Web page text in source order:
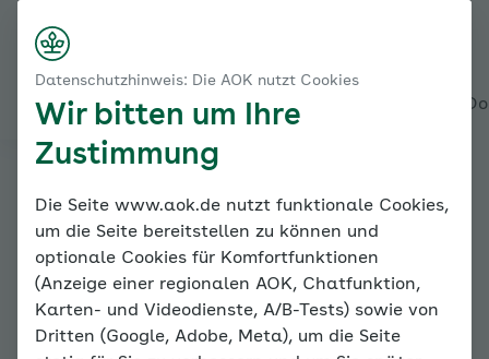
Alles über den Coach Mein Coach (Aktuelle
Meine
Mein Bereich
Online-
Coach
Bluthoc
Datenschutzhinweis: Die AOK nutzt Cookies
Wir bitten um Ihre
Zustimmung
Die Seite www.aok.de nutzt funktionale Cookies,
um die Seite bereitstellen zu können und
optionale Cookies für Komfortfunktionen
(Anzeige einer regionalen AOK, Chatfunktion,
Karten- und Videodienste, A/B-Tests) sowie von
Dritten (Google, Adobe, Meta), um die Seite